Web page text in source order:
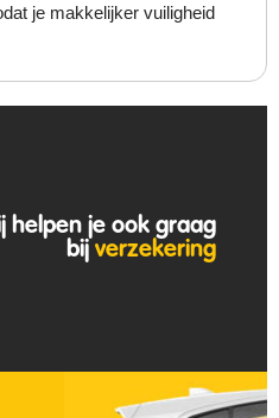
je makkelijker vuiligheid
helpen je ook graag
bij verzekering